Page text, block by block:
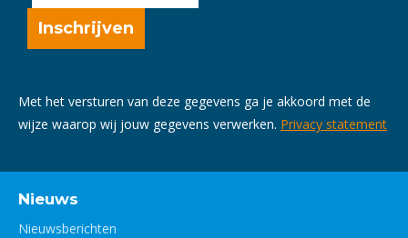
Met het versturen van deze gegevens ga je akkoord met de
wijze waarop wij jouw gegevens verwerken. Privacy statement
Nieuws
Nieuwsberichten